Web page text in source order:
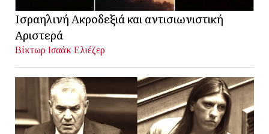
Ισραηλινή Ακροδεξιά και αντισιωνιστική
Αριστερά
Βίκτωρ Ισαάκ Ελιέζερ